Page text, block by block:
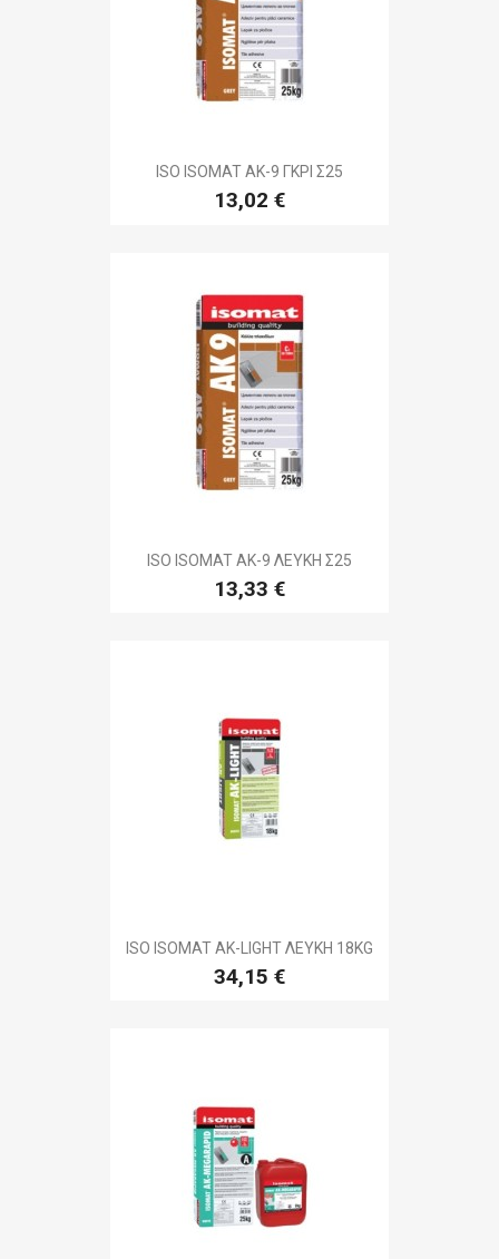
ISO ISOMAT AK-9 ΓΚΡΙ Σ25
13,02 €
ISO ISOMAT AK-9 ΛΕΥΚΗ Σ25
13,33 €
ISO ISOMAT AK-LIGHT ΛΕΥΚΗ 18KG
34,15 €